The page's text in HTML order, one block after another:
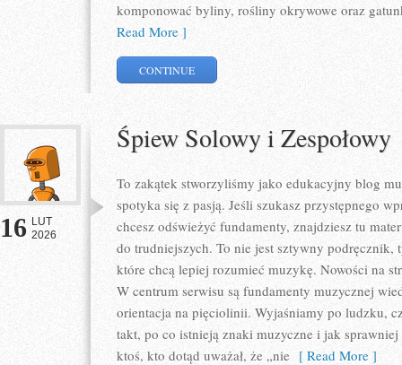
komponować byliny, rośliny okrywowe oraz
Read More ]
CONTINUE
16 LUT
2026
Śpiew Solowy i Zespołowy
To zakątek stworzyliśmy jako edukacyjny blog
spotyka się z pasją. Jeśli szukasz przystępnego
chcesz odświeżyć fundamenty, znajdziesz tu
do trudniejszych. To nie jest sztywny
które chcą lepiej rozumieć muzykę. Nowości na
W centrum serwisu są fundamenty muzycznej
orientacja na pięciolinii. Wyjaśniamy po ludzku,
takt, po co istnieją znaki muzyczne i jak
ktoś, kto dotąd uważał, że „nie [ Read More ]